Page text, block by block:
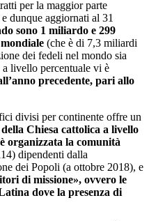
per la maggior parte
dunque aggiornati al 31
sono 1 miliardo e 299
(che è di 7,3 miliardi
dei fedeli nel mondo sia
livello percentuale vi è
precedente, pari allo
divisi per continente offre un
Chiesa cattolica a livello
organizzata la comunità
dipendenti dalla
dei Popoli (a ottobre 2018), e
di missione», ovvero le
dove la presenza di